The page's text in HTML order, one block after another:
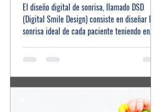
El diseño digital de sonrisa, llamado DSD
(Digital Smile Design) consiste en diseñar la
sonrisa ideal de cada paciente teniendo en